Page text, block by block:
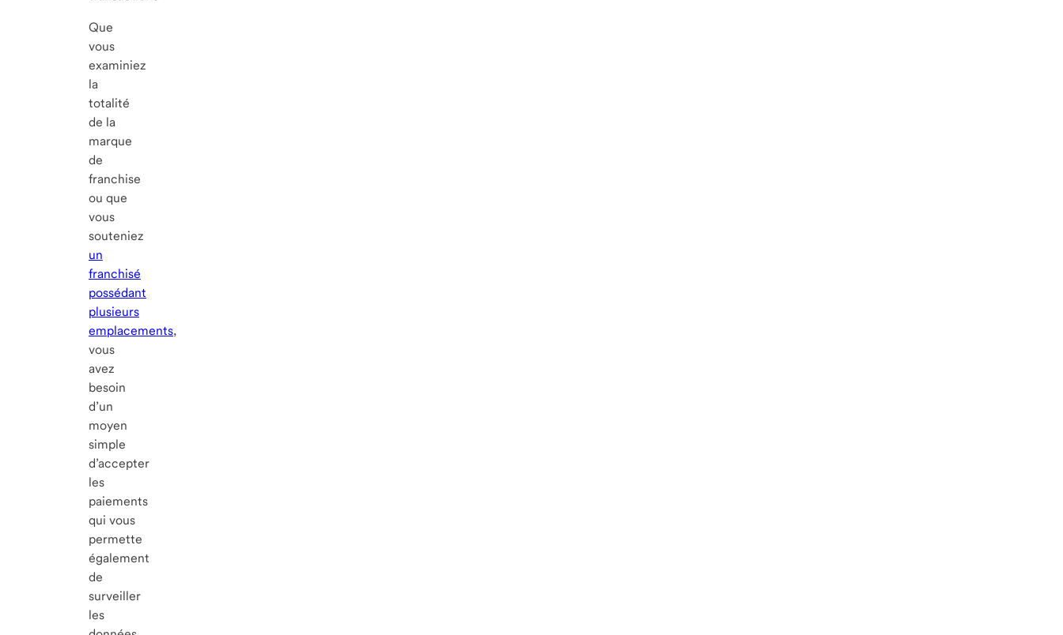
Que
vous
examiniez
la
totalité
de la
marque
de
franchise
ou que
vous
souteniez
un
franchisé
possédant
plusieurs
emplacements,
vous
avez
besoin
d’un
moyen
simple
d’accepter
les
paiements
qui vous
permette
également
de
surveiller
les